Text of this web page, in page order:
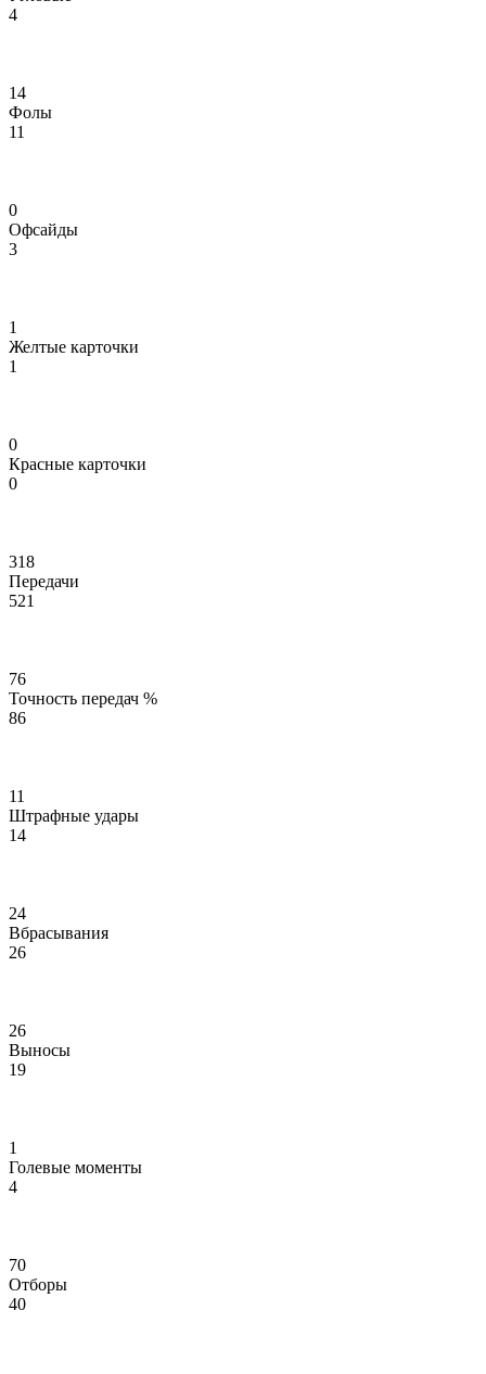
4
14
Фолы
11
0
Офсайды
3
1
Желтые карточки
1
0
Красные карточки
0
318
Передачи
521
76
Точность передач %
86
11
Штрафные удары
14
24
Вбрасывания
26
26
Выносы
19
1
Голевые моменты
4
70
Отборы
40